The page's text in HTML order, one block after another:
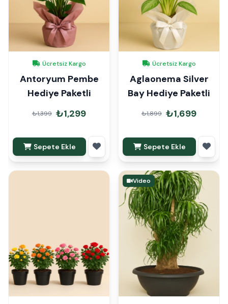
Ücretsiz Kargo
Antoryum Pembe
Hediye Paketli
₺1,399 ₺1,299
Sepete Ekle
Ücretsiz Kargo
Aglaonema Silver
Bay Hediye Paketli
₺1,899 ₺1,699
Sepete Ekle
Video